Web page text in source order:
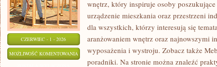
CZERWIEC - 1 - 2026
MOŻLIWOŚĆ KOMENTOWANIA TRENDY
wnętrz, który inspiruje osoby
urządzenie mieszkania oraz przestrzeni
dla wszystkich, którzy interesują się
aranżowaniem wnętrz oraz najnowszymi
wyposażenia i wystroju. Zobacz także
poradniki. Na stronie można znaleźć